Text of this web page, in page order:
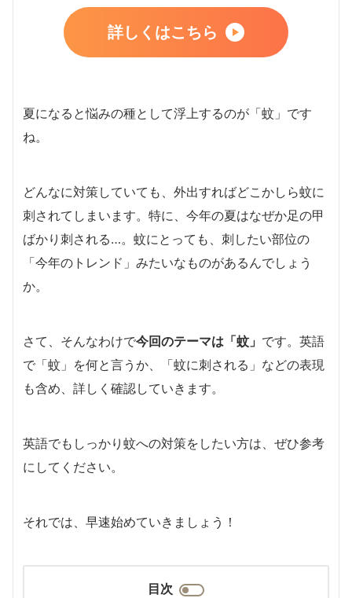
詳しくはこちら
夏になると悩みの種として浮上するのが「蚊」です
ね。
どんなに対策していても、外出すればどこかしら蚊に
刺されてしまいます。特に、今年の夏はなぜか足の甲
ばかり刺される…。蚊にとっても、刺したい部位の
「今年のトレンド」みたいなものがあるんでしょう
か。
さて、そんなわけで今回のテーマは「蚊」 です。英語
で「蚊」を何と言うか、「蚊に刺される」などの表現
も含め、詳しく確認していきます。
英語でもしっかり蚊への対策をしたい方は、ぜひ参考
にしてください。
それでは、早速始めていきましょう！
目次